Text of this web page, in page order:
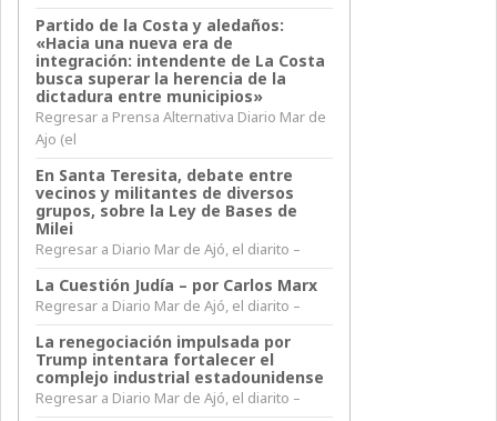
Partido de la Costa y aledaños:
«Hacia una nueva era de
integración: intendente de La Costa
busca superar la herencia de la
dictadura entre municipios»
Regresar a Prensa Alternativa Diario Mar de
Ajo (el
En Santa Teresita, debate entre
vecinos y militantes de diversos
grupos, sobre la Ley de Bases de
Milei
Regresar a Diario Mar de Ajó, el diarito –
La Cuestión Judía – por Carlos Marx
Regresar a Diario Mar de Ajó, el diarito –
La renegociación impulsada por
Trump intentara fortalecer el
complejo industrial estadounidense
Regresar a Diario Mar de Ajó, el diarito –